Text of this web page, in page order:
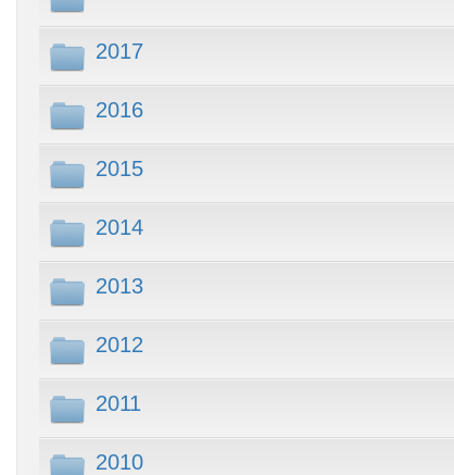
2017
2016
2015
2014
2013
2012
2011
2010